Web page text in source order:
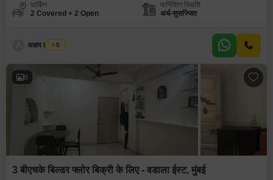
पार्किंग
2 Covered + 2 Open
फर्निशिंग स्थिति
अर्ध-सुसज्जित
अक्षय ह पाटील
5
8
3 बीएचके बिल्डर फ्लोर बिक्री के लिए - वडाला ईस्ट, मुंबई